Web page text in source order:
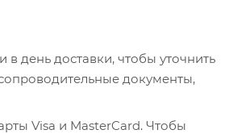
день доставки, чтобы уточнить
документы,
Visa и MasterCard. Чтобы